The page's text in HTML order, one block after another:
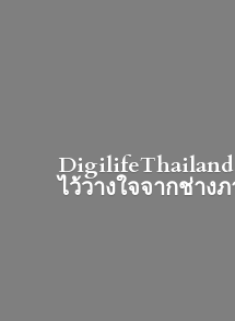
DigilifeThailand
ไว้วางใจจากช่าง